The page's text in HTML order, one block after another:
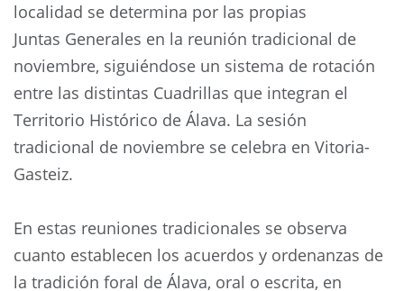
localidad se determina por las propias
Juntas Generales en la reunión tradicional de
noviembre, siguiéndose un sistema de rotación
entre las distintas Cuadrillas que integran el
Territorio Histórico de Álava. La sesión
tradicional de noviembre se celebra en Vitoria-
Gasteiz.
En estas reuniones tradicionales se observa
cuanto establecen los acuerdos y ordenanzas de
la tradición foral de Álava, oral o escrita, en